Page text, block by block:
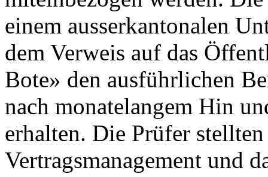
einem ausserkantonalen
dem Verweis auf das
Bote» den ausführlichen
nach monatelangem Hin
erhalten. Die Prüfer stellten
Vertragsmanagement und